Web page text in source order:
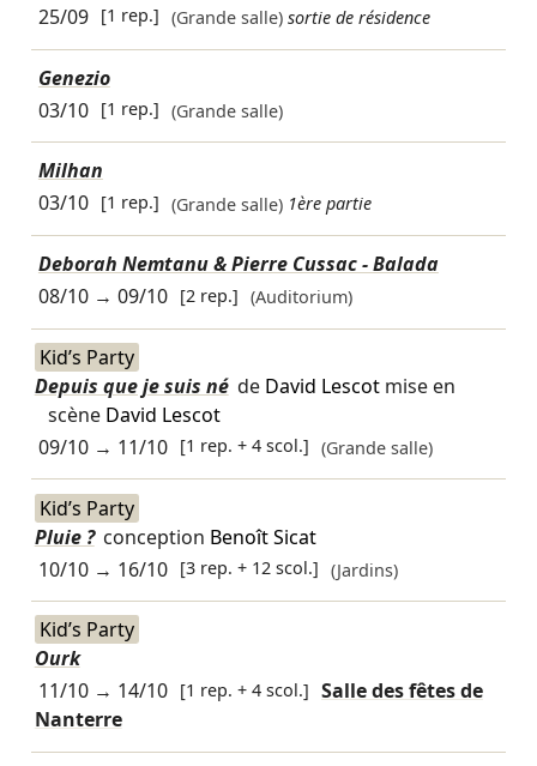
25/09 [1 rep.] (Grande salle) sortie de résidence
Genezio
03/10 [1 rep.] (Grande salle)
Milhan
03/10 [1 rep.] (Grande salle) 1ère partie
Deborah Nemtanu & Pierre Cussac - Balada
08/10→ 09/10 [2 rep.] (Auditorium)
Kid’s Party
Depuis que je suis né de David Lescotmise en
scène David Lescot
09/10→ 11/10 [1 rep. + 4 scol.] (Grande salle)
Kid’s Party
Pluie ? conception Benoît Sicat
10/10→ 16/10 [3 rep. + 12 scol.] (Jardins)
Kid’s Party
Ourk
11/10→ 14/10 [1 rep. + 4 scol.] Salle des fêtes de
Nanterre